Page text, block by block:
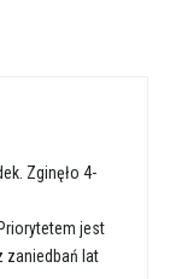
Zginęło 4-
jest
zaniedbań lat